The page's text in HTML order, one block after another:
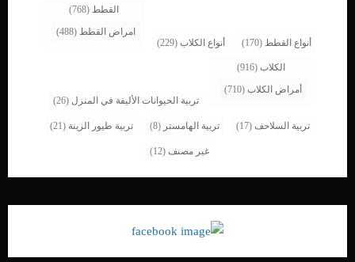
أنواع القطط (170) أنواع الكلاب (229)
القطط (768)
امراض القطط (488)
الكلاب (916)
أمراض الكلاب (710)
تربية الحيوانات الأليفة في المنزل (26)
تربية السلاحف (17) تربية الهامستر (8) تربية طيور الزينة (21)
غير مصنف (12)